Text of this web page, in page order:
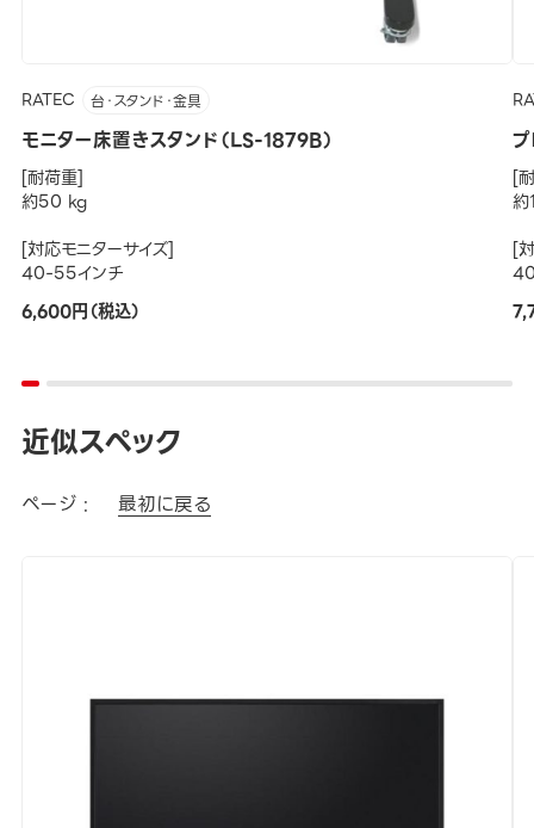
RATEC 台・スタンド・金具
モニター床置きスタンド（LS-1879B）
[耐荷重]
約50 kg
[対応モニターサイズ]
40-55インチ
6,600円（税込）
[
[
近似スペック
ページ : 最初に戻る